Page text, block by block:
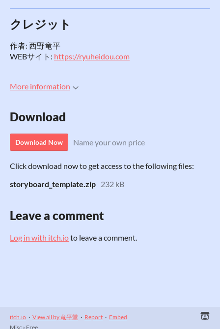
クレジット
作者: 西野竜平
WEBサイト: https://ryuheidou.com
More information
Download
Download Now Name your own price
Click download now to get access to the following files:
storyboard_template.zip 232 kB
Leave a comment
Log in with itch.ioto leave a comment.
itch.io · View all by 竜平堂 · Report · Embed
Misc › Free